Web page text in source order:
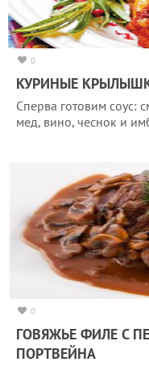
0
КУРИНЫЕ
Сперва готовим соус:
мед, вино, чеснок и
0
ГОВЯЖЬЕ ФИЛЕ С
ПОРТВЕЙНА